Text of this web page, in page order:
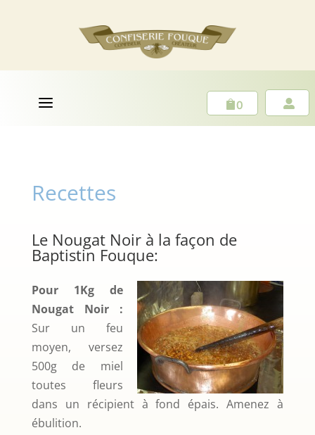
a 0 
Recettes
Le Nougat Noir à la façon de
Baptistin Fouque:
Pour 1Kg de
Nougat Noir :
Sur un feu
moyen, versez
500g de miel
toutes fleurs
dans un récipient à fond épais. Amenez à
ébulition.